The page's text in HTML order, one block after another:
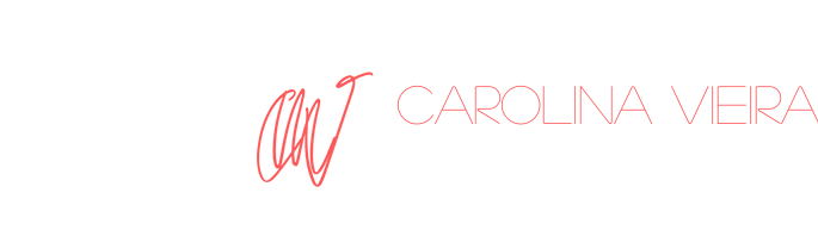
Carolina Vieira